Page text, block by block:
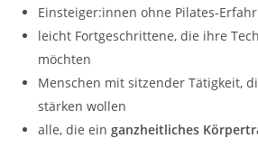
Einsteiger:innen ohne Pilates-
leicht Fortgeschrittene, die ihre
möchten
Menschen mit sitzender Tätigkeit,
stärken wollen
alle, die ein ganzheitliches